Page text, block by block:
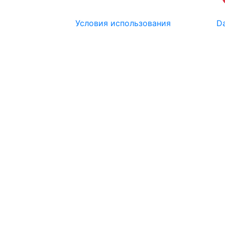
Условия использования